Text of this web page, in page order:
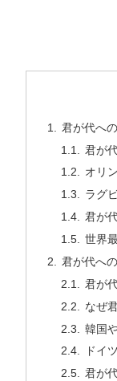
君が代へ
君が
オリ
ラグ
君が
世界
君が代へ
君が
なぜ
韓国
ドイ
君が